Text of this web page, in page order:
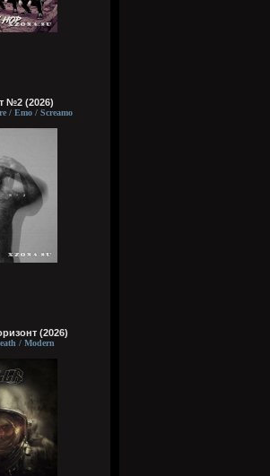
№2 (2026)
/ Emo / Screamo
(2026)
/ Modern